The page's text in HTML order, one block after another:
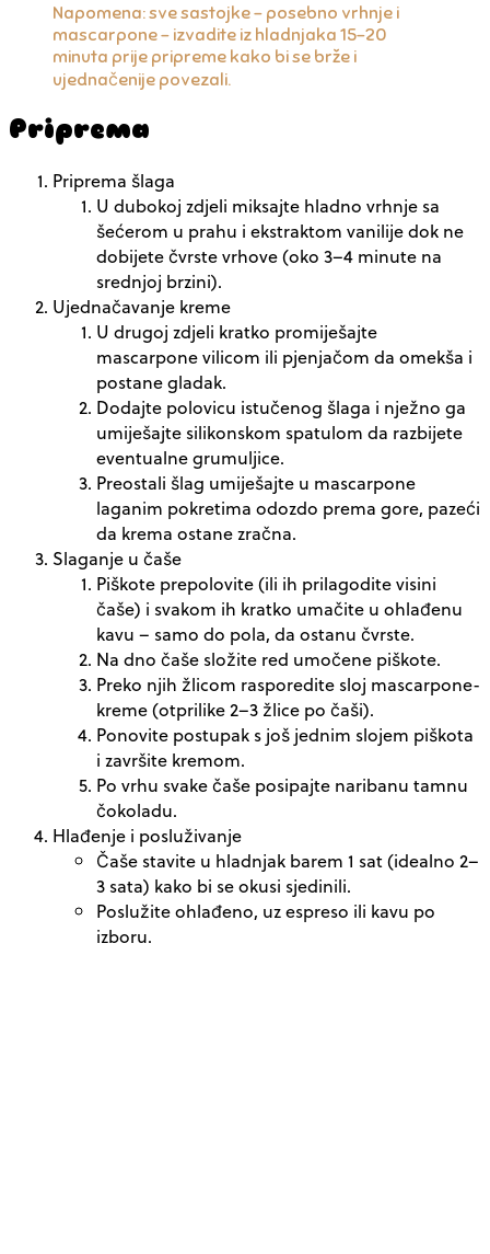
Napomena:sve sastojke – posebno vrhnje i
mascarpone – izvadite iz hladnjaka 15–20
minuta prije pripreme kako bi se brže i
ujednačenije povezali.
Priprema
Priprema šlaga
U dubokoj zdjeli miksajte hladno vrhnje sa
šećerom u prahu i ekstraktom vanilije dok ne
dobijete čvrste vrhove (oko 3–4 minute na
srednjoj brzini).
Ujednačavanje kreme
U drugoj zdjeli kratko promiješajte
mascarpone vilicom ili pjenjačom da omekša i
postane gladak.
Dodajte polovicu istučenog šlaga i nježno ga
umiješajte silikonskom spatulom da razbijete
eventualne grumuljice.
Preostali šlag umiješajte u mascarpone
laganim pokretima odozdo prema gore, pazeći
da krema ostane zračna.
Slaganje u čaše
Piškote prepolovite (ili ih prilagodite visini
čaše) i svakom ih kratko umačite u ohlađenu
kavu – samo do pola, da ostanu čvrste.
Na dno čaše složite red umočene piškote.
Preko njih žlicom rasporedite sloj mascarpone-
kreme (otprilike 2–3 žlice po čaši).
Ponovite postupak s još jednim slojem piškota
i završite kremom.
Po vrhu svake čaše posipajte naribanu tamnu
čokoladu.
Hlađenje i posluživanje
Čaše stavite u hladnjak barem 1 sat (idealno 2–
3 sata) kako bi se okusi sjedinili.
Poslužite ohlađeno, uz espreso ili kavu po
izboru.